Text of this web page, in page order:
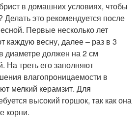
в домашних условиях, чтобы
Делать это рекомендуется после
Первые несколько лет
каждую весну, далее – раз в 3
диаметре должен на 2 см
На треть его заполняют
влагопроницаемости в
мелкий керамзит. Для
высокий горшок, так как она
корни.